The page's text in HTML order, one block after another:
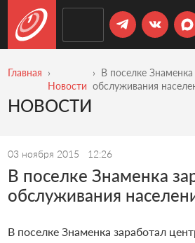
Главная
Новости
В поселке
обслуживания
НОВОСТИ
03 ноября 2015 12:26
В поселке Знаменка
обслуживания
В поселке Знаменка заработал